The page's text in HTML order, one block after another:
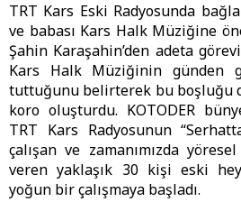
TRT Kars Eski Radyosunda
ve babası Kars Halk Müziğine
Şahin Karaşahin’den adeta
Kars Halk Müziğinin günden
tuttuğunu belirterek bu boşluğu
koro oluşturdu. KOTODER
TRT Kars Radyosunun
çalışan ve zamanımızda
veren yaklaşık 30 kişi eski
yoğun bir çalışmaya başladı.